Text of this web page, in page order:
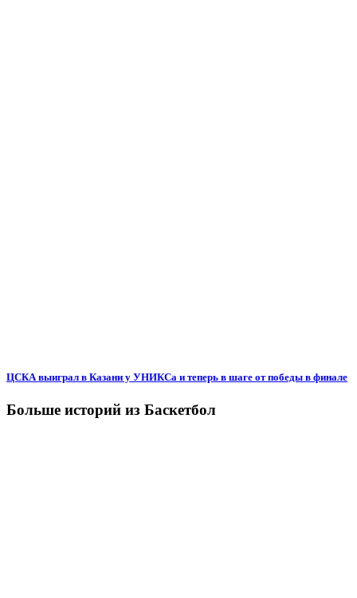
ЦСКА выиграл в Казани у УНИКСа и теперь в шаге от победы в финале
Больше историй из Баскетбол